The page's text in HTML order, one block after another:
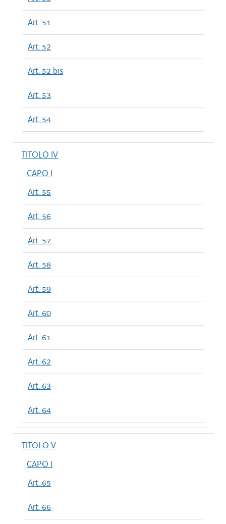
Art. 51
Art. 52
Art. 52 bis
Art. 53
Art. 54
TITOLO IV
CAPO I
Art. 55
Art. 56
Art. 57
Art. 58
Art. 59
Art. 60
Art. 61
Art. 62
Art. 63
Art. 64
TITOLO V
CAPO I
Art. 65
Art. 66